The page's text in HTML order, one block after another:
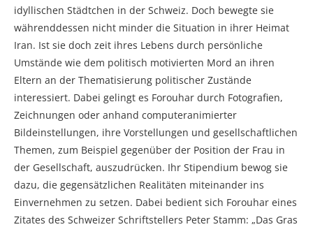
idyllischen Städtchen in der Schweiz. Doch bewegte sie
währenddessen nicht minder die Situation in ihrer Heimat
Iran. Ist sie doch zeit ihres Lebens durch persönliche
Umstände wie dem politisch motivierten Mord an ihren
Eltern an der Thematisierung politischer Zustände
interessiert. Dabei gelingt es Forouhar durch Fotografien,
Zeichnungen oder anhand computeranimierter
Bildeinstellungen, ihre Vorstellungen und gesellschaftlichen
Themen, zum Beispiel gegenüber der Position der Frau in
der Gesellschaft, auszudrücken. Ihr Stipendium bewog sie
dazu, die gegensätzlichen Realitäten miteinander ins
Einvernehmen zu setzen. Dabei bedient sich Forouhar eines
Zitates des Schweizer Schriftstellers Peter Stamm: „Das Gras